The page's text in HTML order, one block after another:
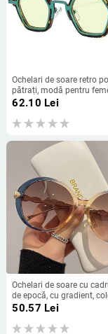
Ochelari de soare retro
pătrați, modă pentru
cu gradient oceanic,
bărbați, în tendințe,
soare punk, UV400
62.10 Lei
Ochelari de soare cu
de epocă, cu gradient,
modă, la modă, pentru
ochelari pentru femei,
designer de marcă de
50.57 Lei